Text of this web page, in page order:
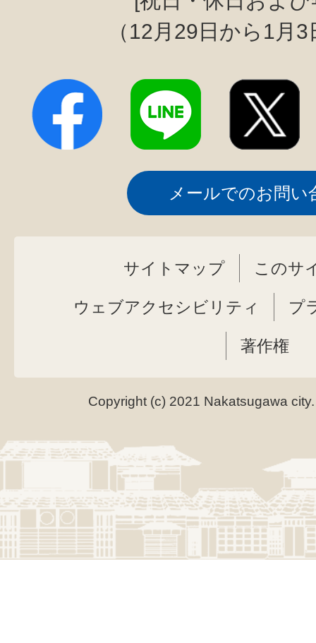
（12月29日から1月
メールでのお問い
サイトマップ このサ
ウェブアクセシビリティ プ
著作権
Copyright (c) 2021 Nakatsugawa